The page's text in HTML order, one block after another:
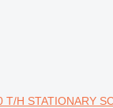
T/H STATIONARY